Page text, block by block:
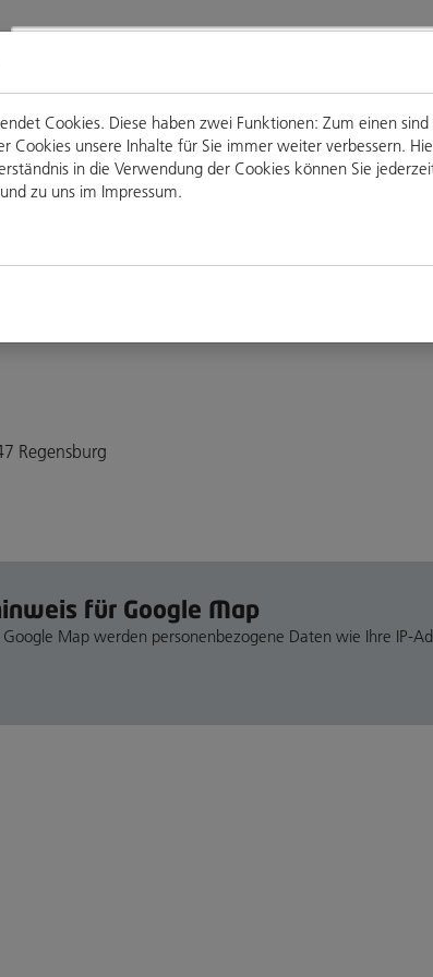
Regensburg
für Google Map
Map werden personenbezogene Daten wie Ihre IP-
Cookies. Diese haben zwei Funktionen: Zum einen
Cookies unsere Inhalte für Sie immer weiter verbessern.
in die Verwendung der Cookies können Sie
und zu uns im Impressum.